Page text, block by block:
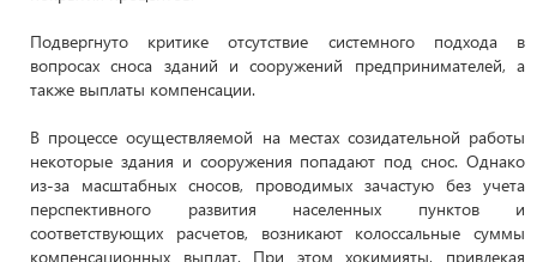
Подвергнуто критике отсутствие системного подхода в
вопросах сноса зданий и сооружений предпринимателей, а
также выплаты компенсации.
В процессе осуществляемой на местах созидательной работы
некоторые здания и сооружения попадают под снос. Однако
из-за масштабных сносов, проводимых зачастую без учета
перспективного развития населенных пунктов и
соответствующих расчетов, возникают колоссальные суммы
компенсационных выплат. При этом хокимияты, привлекая